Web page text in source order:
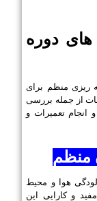
های دوره
ریزی منظم برای
از جمله بررسی
تعمیرات و
منظم
هوا و محیط
و کارایی این